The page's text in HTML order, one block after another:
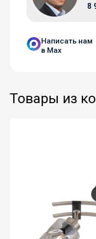
8
Написать нам
в Мax
Товары из